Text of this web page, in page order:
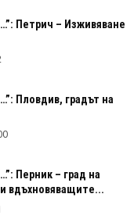
Петрич – Изживяване
Пловдив, градът на
Перник – град на
вдъхновяващите...